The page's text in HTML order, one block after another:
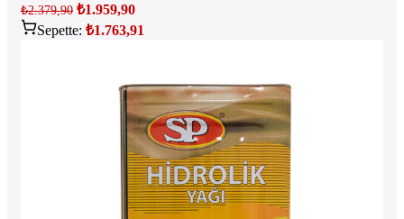
₺2.379,90 ₺1.959,90
Sepette: ₺1.763,91